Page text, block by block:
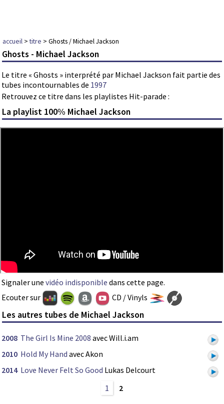
accueil >titre > Ghosts / Michael Jackson
Ghosts - Michael Jackson
Le titre « Ghosts » interprété par Michael Jackson fait partie des
tubes incontournables de 1997
Retrouvez ce titre dans les playlistes Hit-parade :
La playlist 100% Michael Jackson
Signaler une vidéo indisponible dans cette page.
Ecouter sur
CD / Vinyls
Les autres tubes de Michael Jackson
2008 The Girl Is Mine 2008 avec Will.i.am
2010 Hold My Hand avec Akon
2014 Love Never Felt So Good Lukas Delcourt
1
2